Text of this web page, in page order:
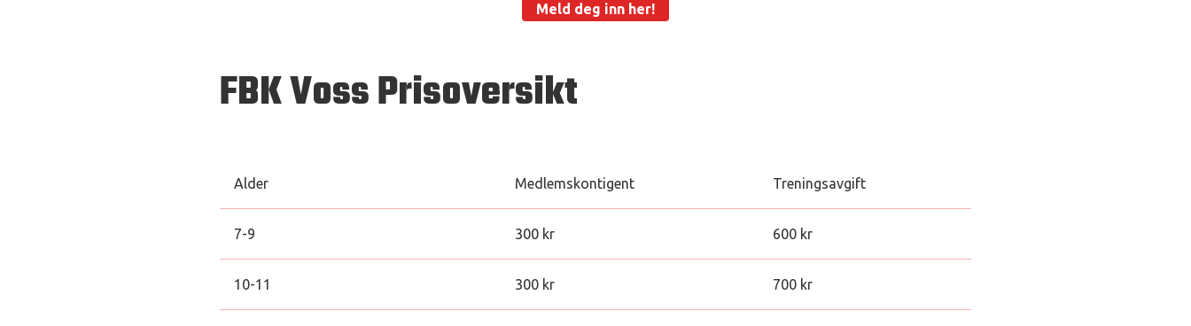
Meld deg inn her!
FBK Voss Prisoversikt
Alder Medlemskontigent Treningsavgift
7-9 300 kr 600 kr
10-11 300 kr 700 kr